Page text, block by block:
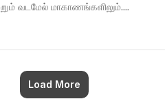
வடமேல் மாகாணங்களிலும்....
Load More